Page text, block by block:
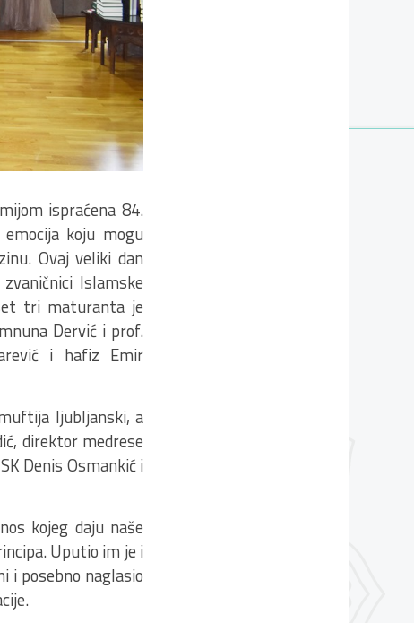
ispraćena 84.
koju mogu
Ovaj veliki dan
Islamske
tri maturanta je
Dervić i prof.
i hafiz Emir
ljubljanski, a
direktor medrese
Denis Osmankić i
kojeg daju naše
Uputio im je i
i posebno naglasio